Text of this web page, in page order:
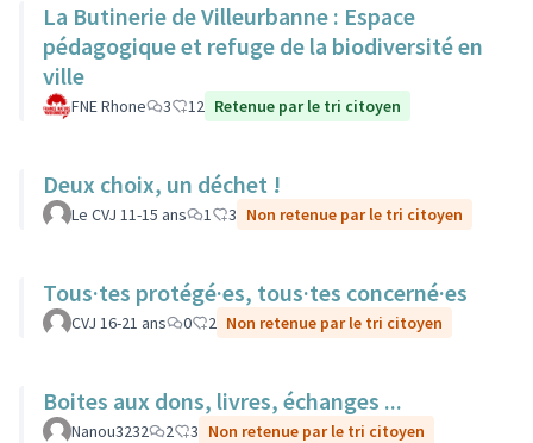
La Butinerie de Villeurbanne : Espace
pédagogique et refuge de la biodiversité en
ville
FNE Rhone 3 12 Retenue par le tri citoyen
Deux choix, un déchet !
Le CVJ 11-15 ans 1 3 Non retenue par le tri citoyen
Tous·tes protégé·es, tous·tes concerné·es
CVJ 16-21 ans 0 2 Non retenue par le tri citoyen
Boites aux dons, livres, échanges ...
Nanou3232 2 3 Non retenue par le tri citoyen